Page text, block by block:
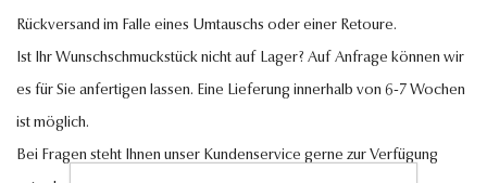
Rückversand im Falle eines Umtauschs oder einer Retoure.
Ist Ihr Wunschschmuckstück nicht auf Lager? Auf Anfrage können wir
es für Sie anfertigen lassen. Eine Lieferung innerhalb von 6-7 Wochen
ist möglich.
Bei Fragen steht Ihnen unser Kundenservice gerne zur Verfügung